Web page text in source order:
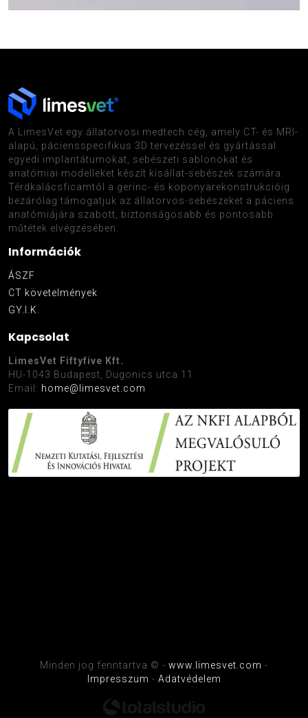
A LimesVet egy állatorvosi medtech cég, amely CT- és MRI-
alapú, páciensspecifikus 3D tervezéssel és gyártással
egyedi implantátumokat, sebészeti sablonokat és
anatómiai modelleket készít kisállat-sebészek számára.
Térdkalácsficamtól a gerinc- és koponyarekonstrukcióig
bezárólag támogatjuk az állatorvos-sebészeket a páciens
anatómiájára szabott, biztonságosabb és pontosabb
műtétek elvégzésében.
Információk
ÁSZF
CT követelmények
GY.I.K.
Kapcsolat
LimesVet Fiftyfive Kft.
HU-1043 Budapest, Dugonics utca 11.
Email: home@limesvet.com
Minden jog fenntartva © - www.limesvet.com -
Impresszum - Adatvédelem